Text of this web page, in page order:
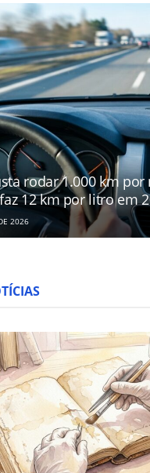
rodar 1.000 km
12 km por litro em
2026